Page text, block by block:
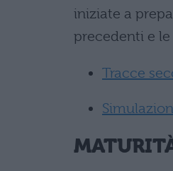
iniziate a
precedenti e
Tracce